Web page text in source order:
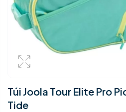
Túi Joola Tour Elite Pro
Tide